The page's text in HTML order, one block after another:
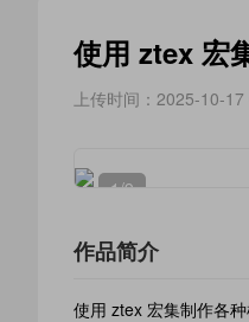
使用 ztex 宏
上传时间：2025-10-
1/9
作品简介
使用 ztex 宏集制作各